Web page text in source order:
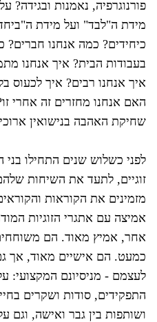
פורנוגרפיה, נאמנות
מידת ה"לבד" ועל מידת
כיחידים? כמה אנחנו
בעבודות הבית? איך אנחנו
איך אנחנו רבים? איך לכעוס
האם אנחנו מחזרים זה אחרי
שחיקת האהבה בנישואין
לפני כשלוש שנים התחילו בני
זוגיים, לתעד את השיחות
מזמינים את הקוראות
אמיצה עם אתגרי הזוגיות
אחר, אמיץ מאוד. הם משוחחים
כמעט. הם אישיים מאוד, אך
לעצמם - מניסיונם המקצועי:
התפקידים, סודות ושקרים
ושותפות בין גבר ואישה,